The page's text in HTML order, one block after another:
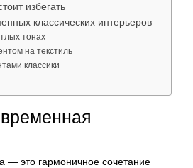
избегать
классических интерьеров
тонах
на текстиль
классики
— это гармоничное сочетание